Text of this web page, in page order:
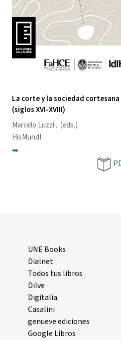
La corte y la sociedad
(siglos XVI-XVIII)
Marcelo Luzzi... (eds.)
HisMundI
➥
UNE Books
Dialnet
Todos tus libros
Dilve
Digitalia
Casalini
genueve ediciones
Google Libros